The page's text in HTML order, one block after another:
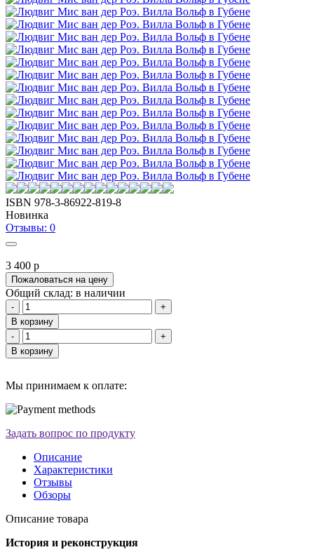
ISBN 978-3-86922-819-8
Новинка
Отзывы: 0
3 400 p
Пожаловаться на цену
Общий склад: в наличии
-
+
В корзину
-
+
В корзину
Мы принимаем к оплате:
Задать вопрос по продукту
Описание
Характеристики
Отзывы
Обзоры
Описание товара
История и реконструкция